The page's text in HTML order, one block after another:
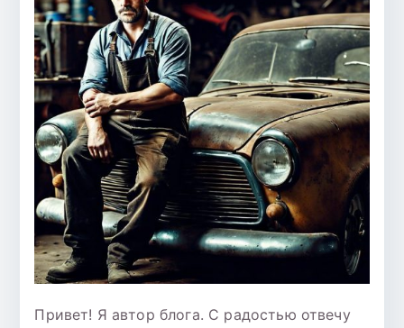
Привет! Я автор блога. С радостью отвечу